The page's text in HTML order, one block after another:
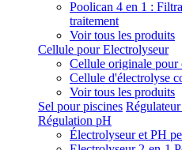
Poolican 4 en 1 :
traitement
Voir tous les produits
Cellule pour Electrolyseur
Cellule originale pour
Cellule d'électrolyse
Voir tous les produits
Sel pour piscines
Régulation pH
Électrolyseur et PH